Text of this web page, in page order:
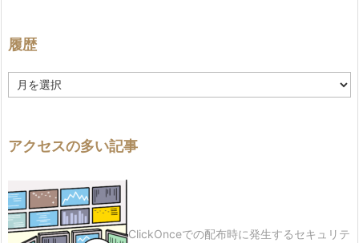
履歴
歴
アクセスの多い記事
ClickOnceでの配布時に発生するセキュリテ